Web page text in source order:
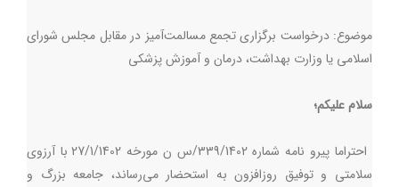
موضوع: درخواست برگزاری تجمع مسالمت‌آمیز در مقابل مجلس شورای
اسلامی یا وزارت بهداشت، درمان و آموزش پزشکی
سلام علیکم؛
احتراما پیرو نامه شماره 339/1402/س ن مورخه 27/1/1402 با آرزوی
سلامتی و توفیق روزافزون به استحضار می‌رساند، جامعه بزرگ و